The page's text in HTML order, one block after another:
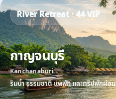
River Retreat · 44 VIP
กาญจนบุรี
Kanchanaburi
ริมน้ำ ธรรมชาติ แพพัก และทริปพักผ่อน